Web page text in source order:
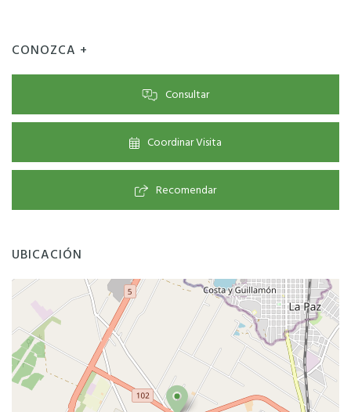
CONOZCA +
Consultar
Coordinar Visita
Recomendar
UBICACIÓN